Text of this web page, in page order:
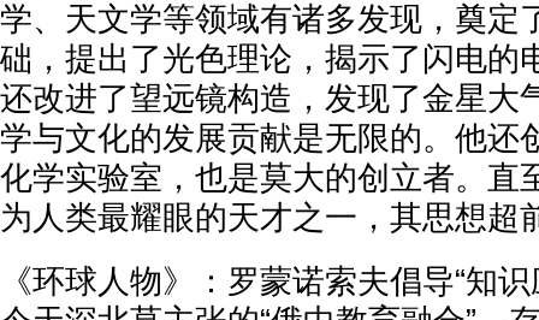
学、天文学等领域有诸多发现，奠定
础，提出了光色理论，揭示了闪电的
还改进了望远镜构造，发现了金星大
学与文化的发展贡献是无限的。他还
化学实验室，也是莫大的创立者。直
为人类最耀眼的天才之一，其思想超
《环球人物》：罗蒙诺索夫倡导“知